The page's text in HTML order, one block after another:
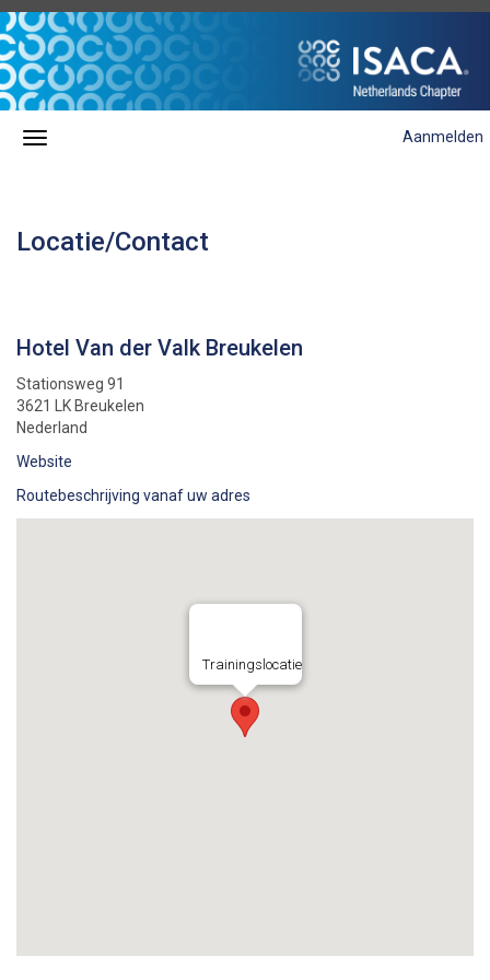
Aanmelden
Locatie/Contact
Hotel Van der Valk Breukelen
Stationsweg 91
3621 LK Breukelen
Nederland
Website
Routebeschrijving vanaf uw adres
Trainingslocatie